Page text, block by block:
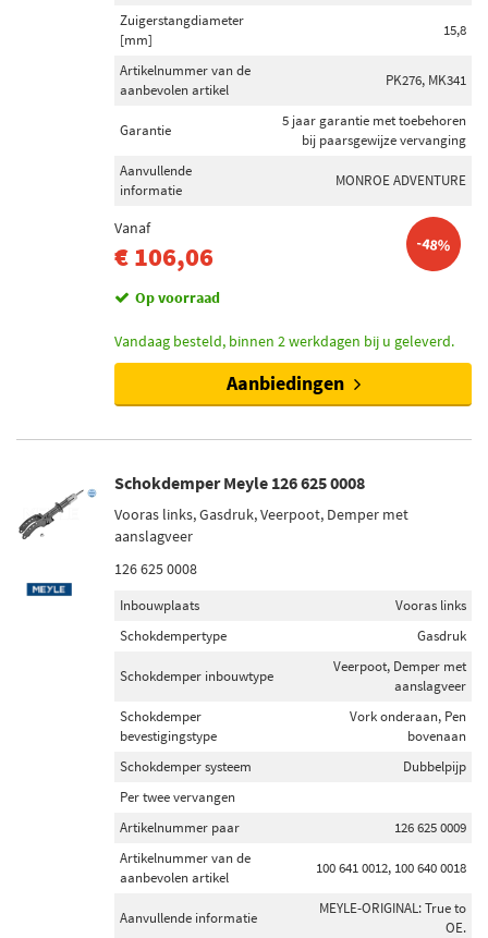
Zuigerstangdiameter
[mm]
15,8
Artikelnummer van de
aanbevolen artikel
PK276, MK341
Garantie
5 jaar garantie met toebehoren
bij paarsgewijze vervanging
Aanvullende
informatie
MONROE ADVENTURE
Vanaf
€ 106,06 -48%
Op voorraad
Vandaag besteld, binnen 2 werkdagen bij u geleverd.
Aanbiedingen
Schokdemper Meyle 126 625 0008
Vooras links, Gasdruk, Veerpoot, Demper met
aanslagveer
126 625 0008
Inbouwplaats
Vooras links
Schokdempertype
Gasdruk
Schokdemper inbouwtype
Veerpoot, Demper met
aanslagveer
Schokdemper
bevestigingstype
Vork onderaan, Pen
bovenaan
Schokdemper systeem
Dubbelpijp
Per twee vervangen
Artikelnummer paar
126 625 0009
Artikelnummer van de
aanbevolen artikel
100 641 0012, 100 640 0018
Aanvullende informatie
MEYLE-ORIGINAL: True to
OE.